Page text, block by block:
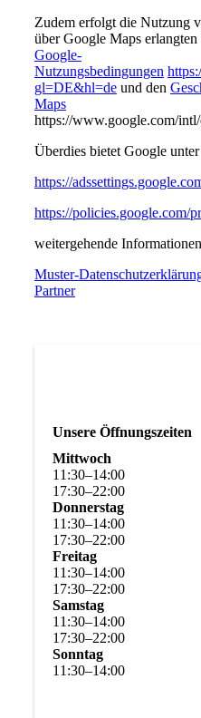
Zudem erfolgt die Nutzung
über Google Maps
Google-
Nutzungsbedingungen
gl=DE&hl=deund den
Maps
https://www.google.com/
Überdies bietet Google unter
https://
https://policies.google.com/
weitergehende
Muster-
Partner
Unsere Öffnungszeiten
Mittwoch
11 :30–14:00
17:30–22:00
Donnerstag
11 :30–14:00
17:30–22:00
Freitag
11 :30–14:00
17:30–22:00
Samstag
11 :30–14:00
17:30–22:00
Sonntag
11 :30–14:00